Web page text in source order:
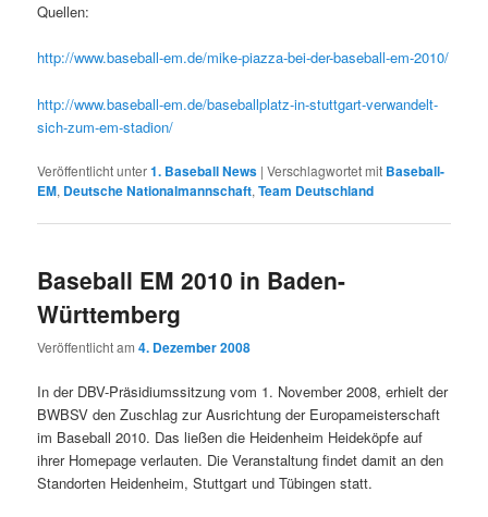
Quellen:
http://www.baseball-em.de/mike-piazza-bei-der-baseball-em-2010/
http://www.baseball-em.de/baseballplatz-in-stuttgart-verwandelt-
sich-zum-em-stadion/
Veröffentlicht unter1. Baseball News |Verschlagwortet mit Baseball-
EM, Deutsche Nationalmannschaft,Team Deutschland
Baseball EM 2010 in Baden-
Württemberg
Veröffentlicht am4. Dezember 2008
In der DBV-Präsidiumssitzung vom 1. November 2008, erhielt der
BWBSV den Zuschlag zur Ausrichtung der Europameisterschaft
im Baseball 2010. Das ließen die Heidenheim Heideköpfe auf
ihrer Homepage verlauten. Die Veranstaltung findet damit an den
Standorten Heidenheim, Stuttgart und Tübingen statt.